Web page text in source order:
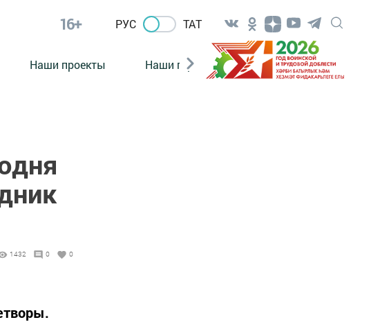
16+ РУС ТАТ
Наши проекты Наши герои Нормативно-правовые
1432 0 0